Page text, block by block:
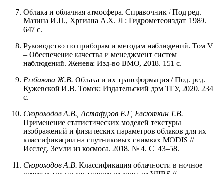
Облака и облачная атмосфера. Справочник / Под ред.
Мазина И.П., Хргиана А.Х. Л.: Гидрометеоиздат, 1989.
647 с.
Руководство по приборам и методам наблюдений. Том V
– Обеспечение качества и менеджмент систем
наблюдений. Женева: Изд-во ВМО, 2018. 151 с.
Рыбакова Ж.В. Облака и их трансформация / Под. ред.
Кужевской И.В. Томск: Издательский дом ТГУ, 2020. 234
с.
Скороходов А.В., Астафуров В.Г, Евсюткин Т.В.
Применение статистических моделей текстуры
изображений и физических параметров облаков для их
классификации на спутниковых снимках MODIS //
Исслед. Земли из космоса. 2018. № 4. С. 43–58.
Скороходов А.В. Классификация облачности в ночное